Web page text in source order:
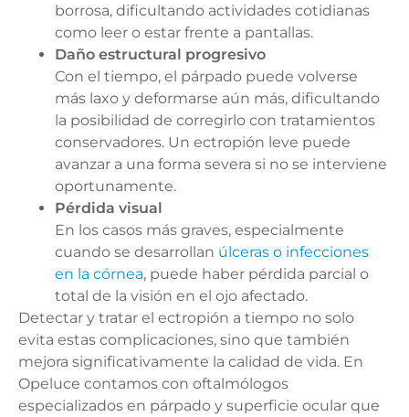
borrosa, dificultando actividades cotidianas
como leer o estar frente a pantallas.
Daño estructural progresivo
Con el tiempo, el párpado puede volverse
más laxo y deformarse aún más, dificultando
la posibilidad de corregirlo con tratamientos
conservadores. Un ectropión leve puede
avanzar a una forma severa si no se interviene
oportunamente.
Pérdida visual
En los casos más graves, especialmente
cuando se desarrollan úlceras o infecciones
en la córnea, puede haber pérdida parcial o
total de la visión en el ojo afectado.
Detectar y tratar el ectropión a tiempo no solo
evita estas complicaciones, sino que también
mejora significativamente la calidad de vida. En
Opeluce contamos con oftalmólogos
especializados en párpado y superficie ocular que